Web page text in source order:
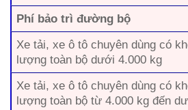
Phí bảo trì đường bộ
Xe tải, xe ô tô chuyên dùng có
lượng toàn bộ dưới 4.000 kg
Xe tải, xe ô tô chuyên dùng có
lượng toàn bộ từ 4.000 kg đến